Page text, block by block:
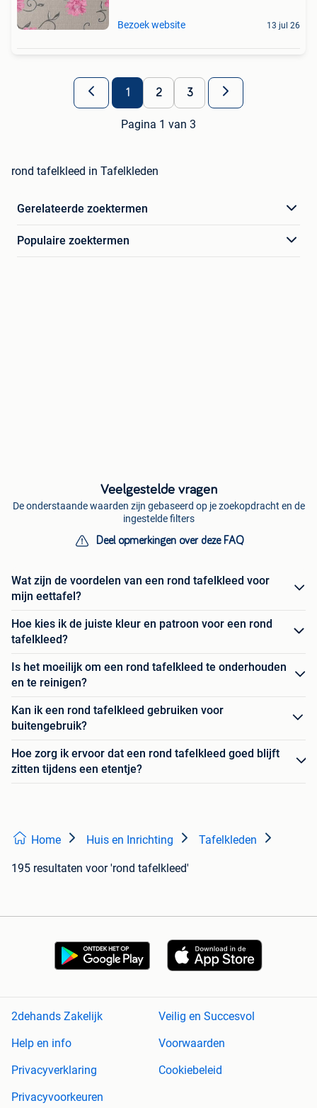
Bezoek website 13 jul 26
1 2 3
Pagina 1 van 3
rond tafelkleed in Tafelkleden
Gerelateerde zoektermen
Populaire zoektermen
Veelgestelde vragen
De onderstaande waarden zijn gebaseerd op je zoekopdracht en de
ingestelde filters
Deel opmerkingen over deze FAQ
Wat zijn de voordelen van een rond tafelkleed voor
mijn eettafel?
Hoe kies ik de juiste kleur en patroon voor een rond
tafelkleed?
Is het moeilijk om een rond tafelkleed te onderhouden
en te reinigen?
Kan ik een rond tafelkleed gebruiken voor
buitengebruik?
Hoe zorg ik ervoor dat een rond tafelkleed goed blijft
zitten tijdens een etentje?
Home Huis en Inrichting Tafelkleden
195 resultaten voor 'rond tafelkleed'
2dehands Zakelijk
Veilig en Succesvol
Help en info
Voorwaarden
Privacyverklaring
Cookiebeleid
Privacyvoorkeuren